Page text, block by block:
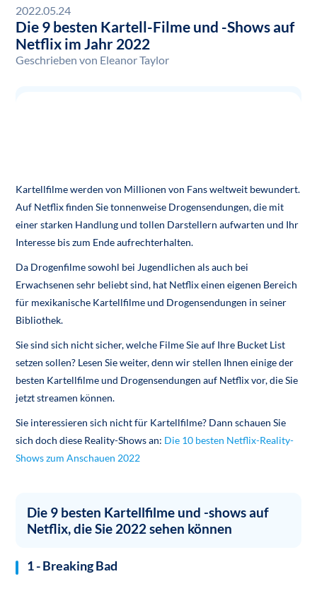
2022.05.24
Die 9 besten Kartell-Filme und -Shows auf
Netflix im Jahr 2022
Geschrieben von Eleanor Taylor
Kartellfilme werden von Millionen von Fans weltweit bewundert.
Auf Netflix finden Sie tonnenweise Drogensendungen, die mit
einer starken Handlung und tollen Darstellern aufwarten und Ihr
Interesse bis zum Ende aufrechterhalten.
Da Drogenfilme sowohl bei Jugendlichen als auch bei
Erwachsenen sehr beliebt sind, hat Netflix einen eigenen Bereich
für mexikanische Kartellfilme und Drogensendungen in seiner
Bibliothek.
Sie sind sich nicht sicher, welche Filme Sie auf Ihre Bucket List
setzen sollen? Lesen Sie weiter, denn wir stellen Ihnen einige der
besten Kartellfilme und Drogensendungen auf Netflix vor, die Sie
jetzt streamen können.
Sie interessieren sich nicht für Kartellfilme? Dann schauen Sie
sich doch diese Reality-Shows an: Die 10 besten Netflix-Reality-
Shows zum Anschauen 2022
Die 9 besten Kartellfilme und -shows auf
Netflix, die Sie 2022 sehen können
1 - Breaking Bad